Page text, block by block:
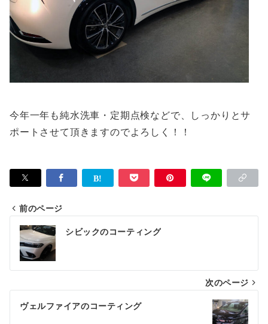
今年一年も純水洗車・定期点検などで、しっかりとサ
ポートさせて頂きますのでよろしく！！
投
稿
ナ
ビ
ゲ
前のページ
シビックのコーティング
次のページ
ヴェルファイアのコーティング